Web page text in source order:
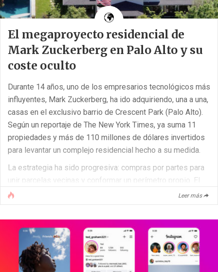
El megaproyecto residencial de
Mark Zuckerberg en Palo Alto y su
coste oculto
Durante 14 años, uno de los empresarios tecnológicos más
influyentes, Mark Zuckerberg, ha ido adquiriendo, una a una,
casas en el exclusivo barrio de Crescent Park (Palo Alto).
Según un reportaje de The New York Times, ya suma 11
propiedades y más de 110 millones de dólares invertidos
para levantar un complejo residencial hecho a su medida.
La estrategia ha sido progresiva: compras por partes para
unir parcelas vecinas y conformar un perímetro propio. El
resultado es un conjunto que integra una residencia
principal, varias casas de invitados y jardines
meticulosamente diseñados, todo ello con seguridad y
servicios privados.
Lujo a medida: de la pista de [...]
Leer más